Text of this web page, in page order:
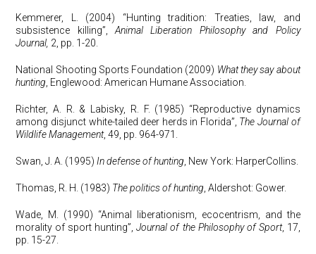
Kemmerer, L. (2004) “Hunting tradition: Treaties, law, and
subsistence killing”,Animal Liberation Philosophy and Policy
Journal, 2, pp. 1-20.
National Shooting Sports Foundation (2009) What they say about
hunting , Englewood: American Humane Association.
Richter, A. R. & Labisky, R. F. (1985) “Reproductive dynamics
among disjunct white-tailed deer herds in Florida”, The Journal of
Wildlife Management, 49, pp. 964-971.
Swan, J. A. (1995) In defense of hunting , New York: HarperCollins.
Thomas, R. H. (1983) The politics of hunting , Aldershot: Gower.
Wade, M. (1990) “Animal liberationism, ecocentrism, and the
morality of sport hunting”,Journal of the Philosophy of Sport, 17,
pp. 15-27.